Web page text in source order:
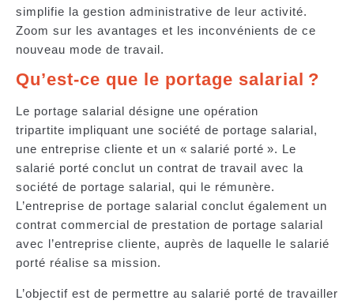
simplifie la gestion administrative de leur activité.
Zoom sur les avantages et les inconvénients de ce
nouveau mode de travail.
Qu’est-ce que le portage salarial ?
Le portage salarial désigne une opération
tripartite impliquant une société de portage salarial,
une entreprise cliente et un « salarié porté ». Le
salarié porté conclut un contrat de travail avec la
société de portage salarial, qui le rémunère.
L’entreprise de portage salarial conclut également un
contrat commercial de prestation de portage salarial
avec l’entreprise cliente, auprès de laquelle le salarié
porté réalise sa mission.
L’objectif est de permettre au salarié porté de travailler